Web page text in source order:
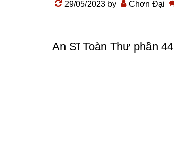
29/05/2023 by Chơn Đại
An Sĩ Toàn Thư phần 44